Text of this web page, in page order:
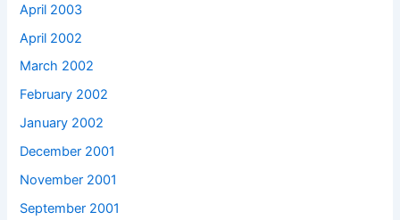
April 2003
April 2002
March 2002
February 2002
January 2002
December 2001
November 2001
September 2001